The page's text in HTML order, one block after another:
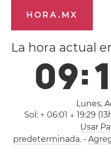
HORA.MX
La hora actual
09:1
Lunes,
Sol: ↑ 06:01 ↓ 19:29
Usar
predeterminada.-